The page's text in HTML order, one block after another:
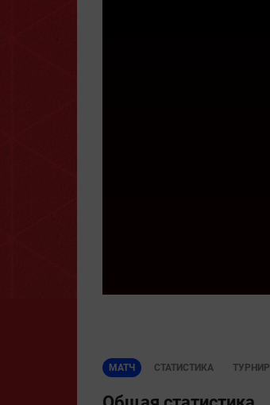
МАТЧ СТАТИСТИКА ТУРНИР